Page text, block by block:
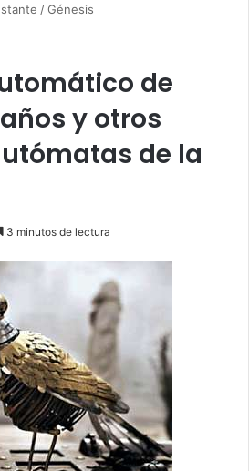
/Génesis
de
y otros
de la
3 minutos de lectura